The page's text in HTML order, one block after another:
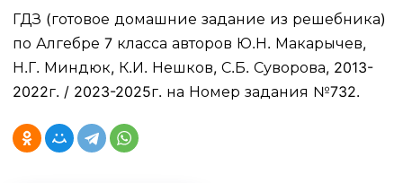
ГДЗ (готовое домашние задание из решебника)
по Алгебре 7 класса авторов Ю.Н. Макарычев,
Н.Г. Миндюк, К.И. Нешков, С.Б. Суворова, 2013-
2022г. / 2023-2025г. на Номер задания №732.